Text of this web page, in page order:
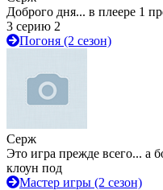
Доброго дня... в плеере 1
3 серию 2
Погоня (2 сезон)
Серж
Это игра прежде всего... а
клоун под
Мастер игры (2 сезон)